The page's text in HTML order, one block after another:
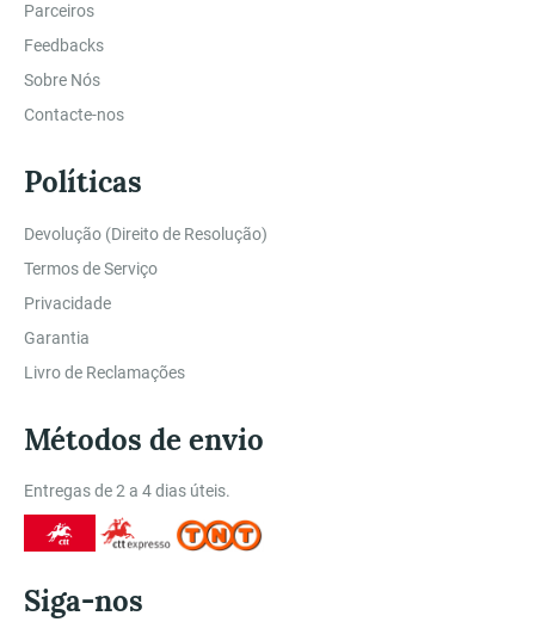
Parceiros
Feedbacks
Sobre Nós
Contacte-nos
Políticas
Devolução (Direito de Resolução)
Termos de Serviço
Privacidade
Garantia
Livro de Reclamações
Métodos de envio
Entregas de 2 a 4 dias úteis.
Siga-nos